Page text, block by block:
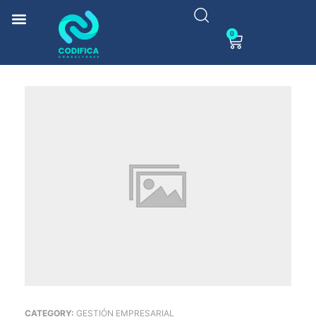
0
CATEGORY: GESTIÓN EMPRESARIAL